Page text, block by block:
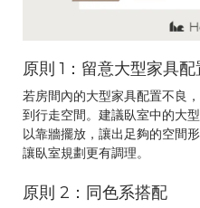
原則 1：留意大型家具配
若房間內的大型家具配置不良
到行走空間。建議臥室中的大
以靠牆擺放，讓出足夠的空間
讓臥室規劃更有調理。
原則 2：同色系搭配